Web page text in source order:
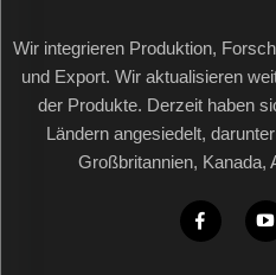
Wir integrieren Produktion,
und Export. Wir aktualisieren
der Produkte. Derzeit haben
Ländern angesiedelt,
Großbritannien, Kanada,